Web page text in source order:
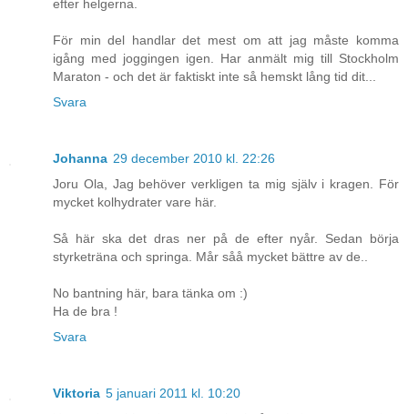
efter helgerna.
För min del handlar det mest om att jag måste komma
igång med joggingen igen. Har anmält mig till Stockholm
Maraton - och det är faktiskt inte så hemskt lång tid dit...
Svara
Johanna 29 december 2010 kl. 22:26
Joru Ola, Jag behöver verkligen ta mig själv i kragen. För
mycket kolhydrater vare här.
Så här ska det dras ner på de efter nyår. Sedan börja
styrketräna och springa. Mår såå mycket bättre av de..
No bantning här, bara tänka om :)
Ha de bra !
Svara
Viktoria 5 januari 2011 kl. 10:20